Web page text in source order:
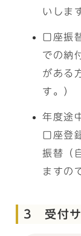
いしま
口座振
での納
がある
す。）
年度途
口座登
振替（
ますの
3 受付サ